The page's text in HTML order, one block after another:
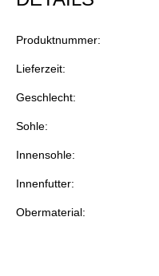
Produktnummer:
Lieferzeit:
Geschlecht:
Sohle:
Innensohle:
Innenfutter:
Obermaterial: